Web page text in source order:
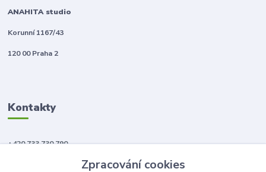
ANAHITA studio
Korunní 1167/43
120 00 Praha 2
Kontakty
+420 733 730 790
Zpracování cookies